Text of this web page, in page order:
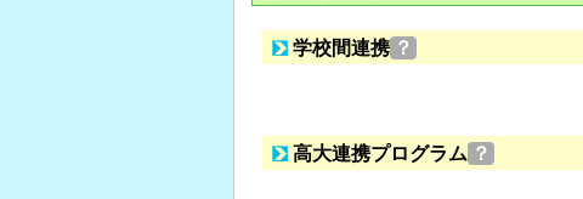
学校間連携 ？
高大連携プログラム ？